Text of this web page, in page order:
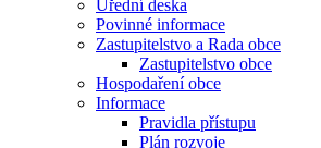
Úřední deska
Povinné informace
Zastupitelstvo a Rada obce
Zastupitelstvo obce
Hospodaření obce
Informace
Pravidla přístupu
Plán rozvoje